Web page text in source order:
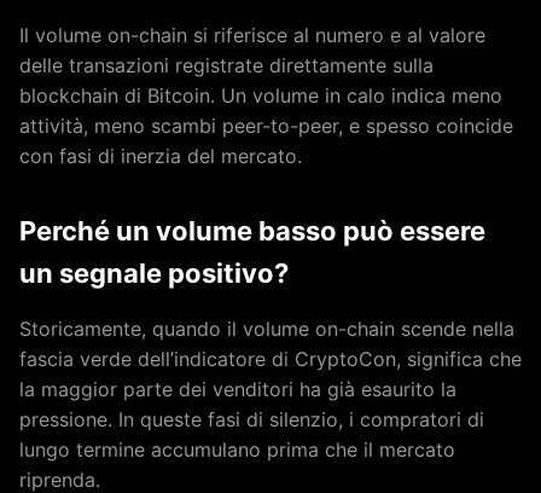
Il volume on-chain si riferisce al numero e al valore
delle transazioni registrate direttamente sulla
blockchain di Bitcoin. Un volume in calo indica meno
attività, meno scambi peer-to-peer, e spesso coincide
con fasi di inerzia del mercato.
Perché un volume basso può essere
un segnale positivo?
Storicamente, quando il volume on-chain scende nella
fascia verde dell’indicatore di CryptoCon, significa che
la maggior parte dei venditori ha già esaurito la
pressione. In queste fasi di silenzio, i compratori di
lungo termine accumulano prima che il mercato
riprenda.